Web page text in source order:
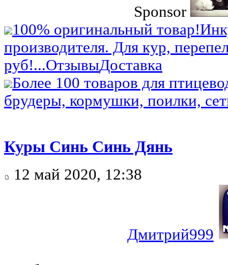
Sponsor
100% оригинальный товар!
производителя. Для кур,
руб!...ОтзывыДоставка
Более 100 товаров для
брудеры, кормушки, поилки,
Куры Синь Синь Дянь
12 май 2020, 12:38
Дмитрий999